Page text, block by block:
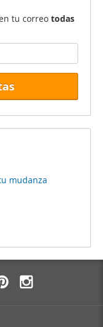
tu correo todas
mudanza